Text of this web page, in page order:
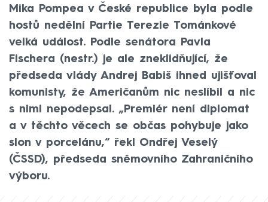
Mika Pompea v České republice byla podle
hostů nedělní Partie Terezie Tománkové
velká událost. Podle senátora Pavla
Fischera (nestr.) je ale zneklidňující, že
předseda vlády Andrej Babiš ihned ujišťoval
komunisty, že Američanům nic neslíbil a nic
s nimi nepodepsal. „Premiér není diplomat
a v těchto věcech se občas pohybuje jako
slon v porcelánu,“ řekl Ondřej Veselý
(ČSSD), předseda sněmovního Zahraničního
výboru.